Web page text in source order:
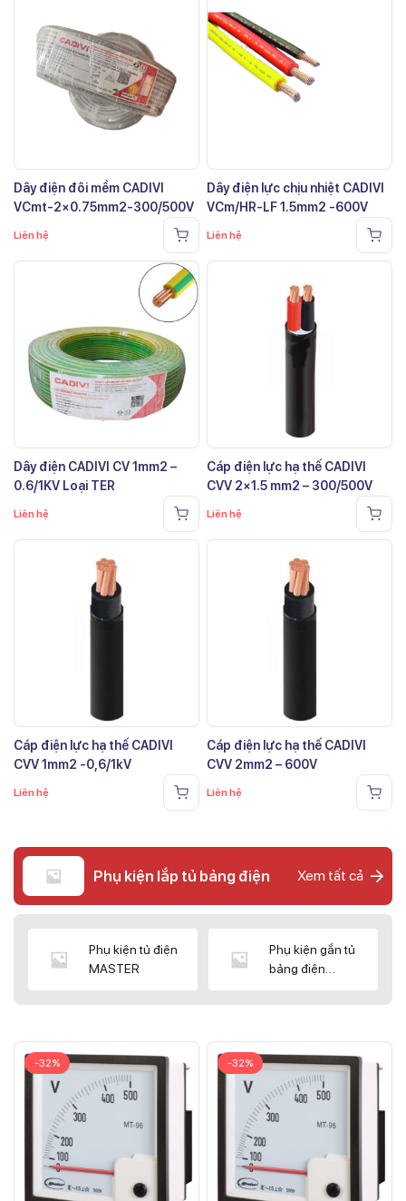
Dây điện đôi mềm CADIVI
VCmt-2×0.75mm2-300/500V
Liên hệ
Dây điện lực chịu nhiệt CADIVI
VCm/HR-LF 1.5mm2 -600V
Liên hệ
Dây điện CADIVI CV 1mm2 –
0.6/1KV Loại TER
Liên hệ
Cáp điện lực hạ thế CADIVI
CVV 2×1.5 mm2 – 300/500V
Liên hệ
Cáp điện lực hạ thế CADIVI
CVV 1mm2 -0,6/1kV
Liên hệ
Cáp điện lực hạ thế CADIVI
CVV 2mm2 – 600V
Liên hệ
Phụ kiện lắp tủ bảng điện Xem tất cả
Phụ kiện tủ điện
MASTER
Phụ kiện gắn tủ
bảng điện
-32% -32%